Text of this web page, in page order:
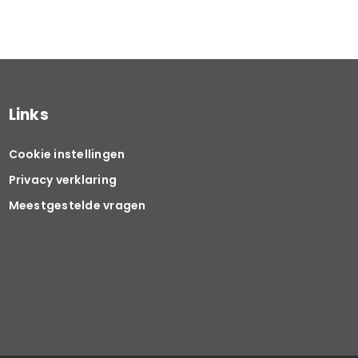
Links
Cookie instellingen
Privacy verklaring
Meestgestelde vragen